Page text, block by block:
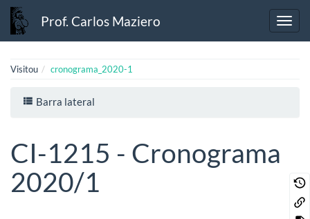
Prof. Carlos Maziero
Visitou cronograma_2020-1
Barra lateral
CI-1215 - Cronograma
2020/1